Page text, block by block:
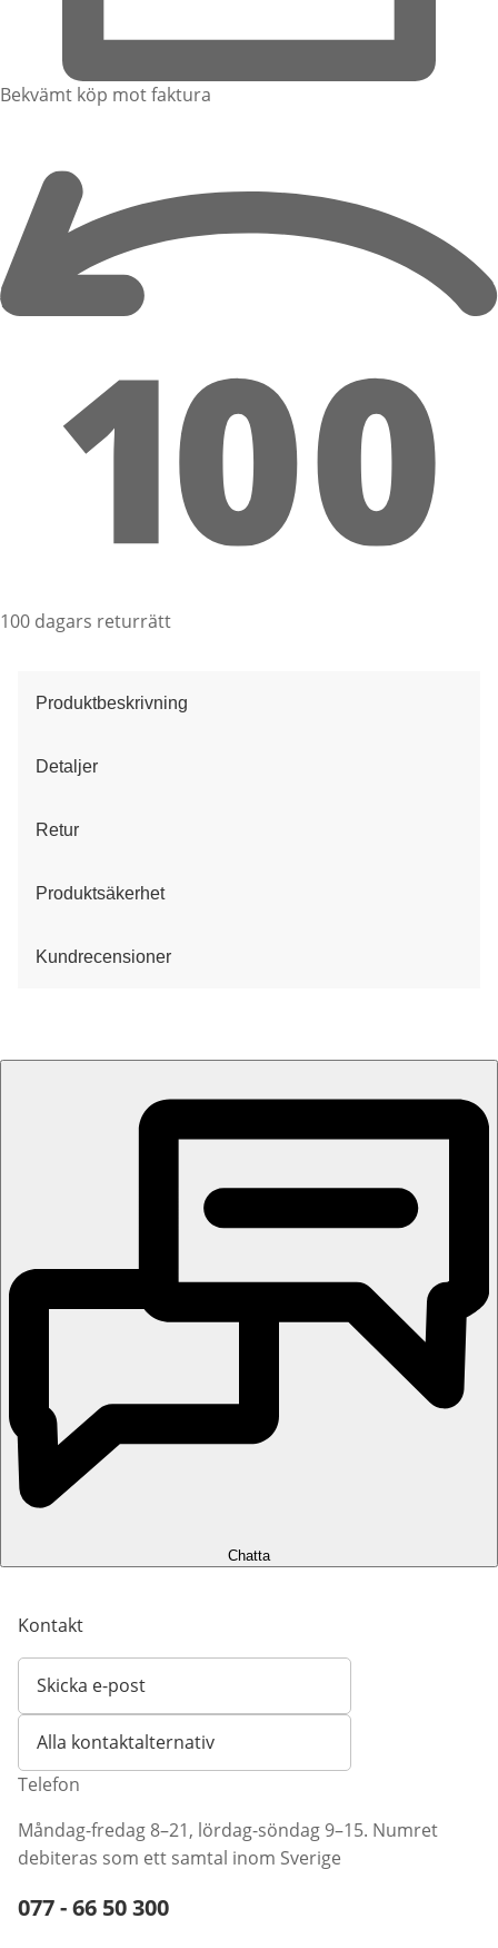
Bekvämt köp mot faktura
100 dagars returrätt
Produktbeskrivning
Detaljer
Retur
Produktsäkerhet
Kundrecensioner
Chatta
Kontakt
Skicka e-post
Öppnar e-postklient
Alla kontaktalternativ
Telefon
Måndag-fredag 8–21, lördag-söndag 9–15. Numret
debiteras som ett samtal inom Sverige
Telefonnummer:
077 - 66 50 300